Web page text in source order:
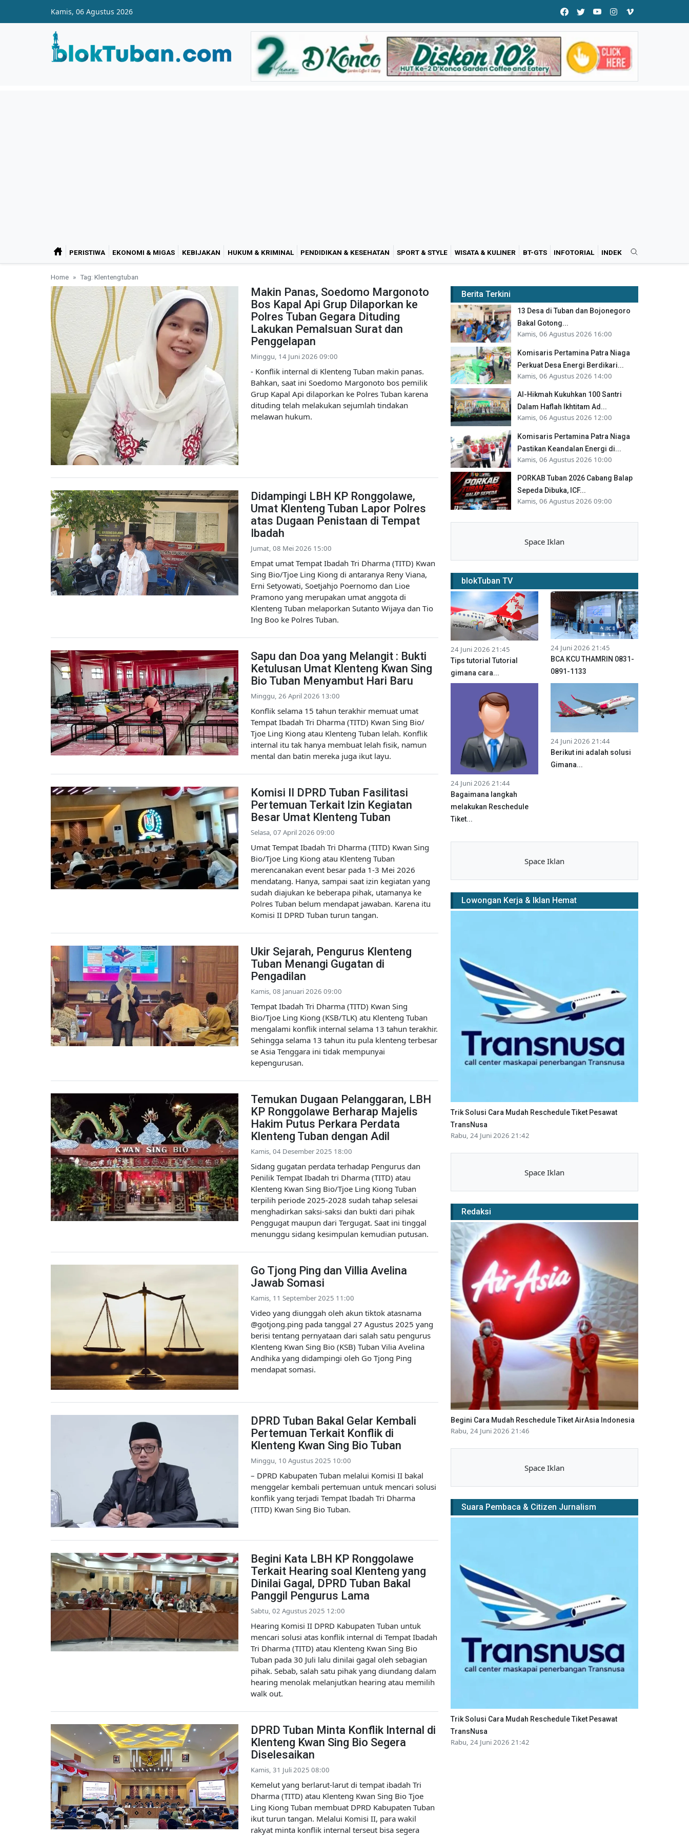
Kamis, 06 Agustus 2026
PERISTIWA EKONOMI & MIGAS KEBIJAKAN HUKUM & KRIMINAL PENDIDIKAN & KESEHATAN SPORT & STYLE WISATA & KULINER BT-GTS INFOTORIAL INDEK
Home Tag: Klentengtuban
Makin Panas, Soedomo Margonoto
Bos Kapal Api Grup Dilaporkan ke
Polres Tuban Gegara Dituding
Lakukan Pemalsuan Surat dan
Penggelapan
Minggu, 14 Juni 2026 09:00
- Konflik internal di Klenteng Tuban makin panas.
Bahkan, saat ini Soedomo Margonoto bos pemilik
Grup Kapal Api dilaporkan ke Polres Tuban karena
dituding telah melakukan sejumlah tindakan
melawan hukum.
Didampingi LBH KP Ronggolawe,
Umat Klenteng Tuban Lapor Polres
atas Dugaan Penistaan di Tempat
Ibadah
Jumat, 08 Mei 2026 15:00
Empat umat Tempat Ibadah Tri Dharma (TITD) Kwan
Sing Bio/Tjoe Ling Kiong di antaranya Reny Viana,
Erni Setyowati, Soetjahjo Poernomo dan Lioe
Pramono yang merupakan umat anggota di
Klenteng Tuban melaporkan Sutanto Wijaya dan Tio
Ing Boo ke Polres Tuban.
Sapu dan Doa yang Melangit : Bukti
Ketulusan Umat Klenteng Kwan Sing
Bio Tuban Menyambut Hari Baru
Minggu, 26 April 2026 13:00
Konflik selama 15 tahun terakhir memuat umat
Tempat Ibadah Tri Dharma (TITD) Kwan Sing Bio/
Tjoe Ling Kiong atau Klenteng Tuban lelah. Konflik
internal itu tak hanya membuat lelah fisik, namun
mental dan batin mereka juga ikut layu.
Komisi II DPRD Tuban Fasilitasi
Pertemuan Terkait Izin Kegiatan
Besar Umat Klenteng Tuban
Selasa, 07 April 2026 09:00
Umat Tempat Ibadah Tri Dharma (TITD) Kwan Sing
Bio/Tjoe Ling Kiong atau Klenteng Tuban
merencanakan event besar pada 1-3 Mei 2026
mendatang. Hanya, sampai saat izin kegiatan yang
sudah diajukan ke beberapa pihak, utamanya ke
Polres Tuban belum mendapat jawaban. Karena itu
Komisi II DPRD Tuban turun tangan.
Ukir Sejarah, Pengurus Klenteng
Tuban Menangi Gugatan di
Pengadilan
Kamis, 08 Januari 2026 09:00
Tempat Ibadah Tri Dharma (TITD) Kwan Sing
Bio/Tjoe Ling Kiong (KSB/TLK) atu Klenteng Tuban
mengalami konflik internal selama 13 tahun terakhir.
Sehingga selama 13 tahun itu pula klenteng terbesar
se Asia Tenggara ini tidak mempunyai
kepengurusan.
Temukan Dugaan Pelanggaran, LBH
KP Ronggolawe Berharap Majelis
Hakim Putus Perkara Perdata
Klenteng Tuban dengan Adil
Kamis, 04 Desember 2025 18:00
Sidang gugatan perdata terhadap Pengurus dan
Penilik Tempat Ibadah tri Dharma (TITD) atau
Klenteng Kwan Sing Bio/Tjoe Ling Kiong Tuban
terpilih periode 2025-2028 sudah tahap selesai
menghadirkan saksi-saksi dan bukti dari pihak
Penggugat maupun dari Tergugat. Saat ini tinggal
menunggu sidang kesimpulan kemudian putusan.
Go Tjong Ping dan Villia Avelina
Jawab Somasi
Kamis, 11 September 2025 11:00
Video yang diunggah oleh akun tiktok atasnama
@gotjong.ping pada tanggal 27 Agustus 2025 yang
berisi tentang pernyataan dari salah satu pengurus
Klenteng Kwan Sing Bio (KSB) Tuban Vilia Avelina
Andhika yang didampingi oleh Go Tjong Ping
mendapat somasi.
DPRD Tuban Bakal Gelar Kembali
Pertemuan Terkait Konflik di
Klenteng Kwan Sing Bio Tuban
Minggu, 10 Agustus 2025 10:00
– DPRD Kabupaten Tuban melalui Komisi II bakal
menggelar kembali pertemuan untuk mencari solusi
konflik yang terjadi Tempat Ibadah Tri Dharma
(TITD) Kwan Sing Bio Tuban.
Begini Kata LBH KP Ronggolawe
Terkait Hearing soal Klenteng yang
Dinilai Gagal, DPRD Tuban Bakal
Panggil Pengurus Lama
Sabtu, 02 Agustus 2025 12:00
Hearing Komisi II DPRD Kabupaten Tuban untuk
mencari solusi atas konflik internal di Tempat Ibadah
Tri Dharma (TITD) atau Klenteng Kwan Sing Bio
Tuban pada 30 Juli lalu dinilai gagal oleh sebagian
pihak. Sebab, salah satu pihak yang diundang dalam
hearing menolak melanjutkan hearing atau memilih
walk out.
DPRD Tuban Minta Konflik Internal di
Klenteng Kwan Sing Bio Segera
Diselesaikan
Kamis, 31 Juli 2025 08:00
Kemelut yang berlarut-larut di tempat ibadah Tri
Dharma (TITD) atau Klenteng Kwan Sing Bio Tjoe
Ling Kiong Tuban membuat DPRD Kabupaten Tuban
ikut turun tangan. Melalui Komisi II, para wakil
rakyat minta konflik internal terseut bisa segera
Berita Terkini
13 Desa di Tuban dan Bojonegoro
Bakal Gotong...
Kamis, 06 Agustus 2026 16:00
Komisaris Pertamina Patra Niaga
Perkuat Desa Energi Berdikari...
Kamis, 06 Agustus 2026 14:00
Al-Hikmah Kukuhkan 100 Santri
Dalam Haflah Ikhtitam Ad...
Kamis, 06 Agustus 2026 12:00
Komisaris Pertamina Patra Niaga
Pastikan Keandalan Energi di...
Kamis, 06 Agustus 2026 10:00
PORKAB Tuban 2026 Cabang Balap
Sepeda Dibuka, ICF...
Kamis, 06 Agustus 2026 09:00
Space Iklan
blokTuban TV
24 Juni 2026 21:45
Tips tutorial Tutorial
gimana cara...
24 Juni 2026 21:45
BCA KCU THAMRIN 0831-
0891-1133
24 Juni 2026 21:44
Bagaimana langkah
melakukan Reschedule
Tiket...
24 Juni 2026 21:44
Berikut ini adalah solusi
Gimana...
Space Iklan
Lowongan Kerja & Iklan Hemat
Trik Solusi Cara Mudah Reschedule Tiket Pesawat
TransNusa
Rabu, 24 Juni 2026 21:42
Space Iklan
Redaksi
Begini Cara Mudah Reschedule Tiket AirAsia Indonesia
Rabu, 24 Juni 2026 21:46
Space Iklan
Suara Pembaca & Citizen Jurnalism
Trik Solusi Cara Mudah Reschedule Tiket Pesawat
TransNusa
Rabu, 24 Juni 2026 21:42